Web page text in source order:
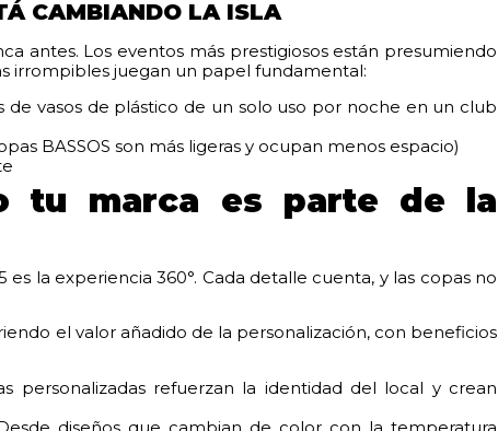
CAMBIANDO LA ISLA
antes. Los eventos más prestigiosos están presumiendo
irrompibles juegan un papel fundamental:
de vasos de plástico de un solo uso por noche en un club
BASSOS son más ligeras y ocupan menos espacio)
tu marca es parte de la
la experiencia 360°. Cada detalle cuenta, y las copas no
el valor añadido de la personalización, con beneficios
personalizadas refuerzan la identidad del local y crean
diseños que cambian de color con la temperatura